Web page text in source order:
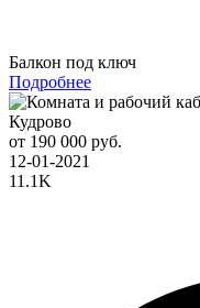
Балкон под ключ
Подробнее
Кудрово
от 190 000 руб.
12-01-2021
11.1K